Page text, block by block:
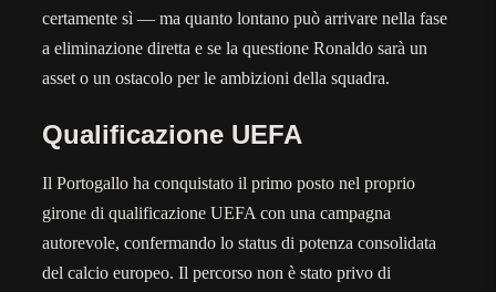
certamente sì — ma quanto lontano può arrivare nella fase
a eliminazione diretta e se la questione Ronaldo sarà un
asset o un ostacolo per le ambizioni della squadra.
Qualificazione UEFA
Il Portogallo ha conquistato il primo posto nel proprio
girone di qualificazione UEFA con una campagna
autorevole, confermando lo status di potenza consolidata
del calcio europeo. Il percorso non è stato privo di